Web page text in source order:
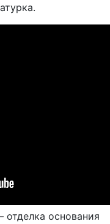
основания